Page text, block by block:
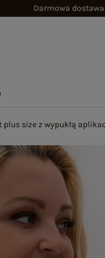
Darmowa dostawa
plus size z wypukłą